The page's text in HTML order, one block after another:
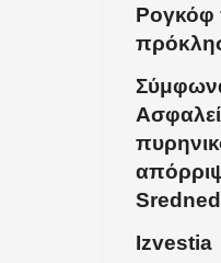
Ρογκόφ
Izvestia